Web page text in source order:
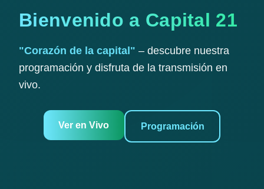
Bienvenido a Capital 21
"Corazón de la capital" – descubre nuestra
programación y disfruta de la transmisión en
vivo.
Ver en Vivo Programación